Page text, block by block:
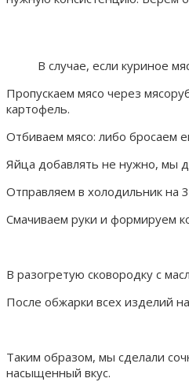
В случае, если куриное
Пропускаем мясо через
картофель.
Отбиваем мясо: либо бросаем
Яйца добавлять не нужно, мы
Отправляем в холодильник на
Смачиваем руки и формируем
В разогретую сковородку с
После обжарки всех изделий
Таким образом, мы сделали
насыщенный вкус.